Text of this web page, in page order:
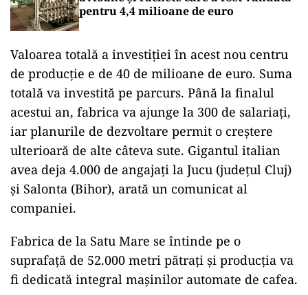
pentru 4,4 milioane de euro
Valoarea totală a investiţiei în acest nou centru
de producţie e de 40 de milioane de euro. Suma
totală va investită pe parcurs. Până la finalul
acestui an, fabrica va ajunge la 300 de salariaţi,
iar planurile de dezvoltare permit o creştere
ulterioară de alte câteva sute. Gigantul italian
avea deja 4.000 de angajaţi la Jucu (judeţul Cluj)
şi Salonta (Bihor), arată un comunicat al
companiei.
Fabrica de la Satu Mare se întinde pe o
suprafaţă de 52.000 metri pătrați şi producţia va
fi dedicată integral maşinilor automate de cafea.